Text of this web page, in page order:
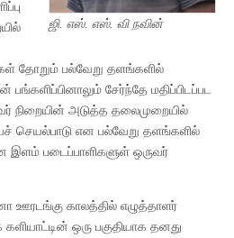
ஜி. எஸ். எஸ். வி நவின்
தோறும் பல்வேறு தளங்களில்
சேர்ந்தே மதிப்பிடப்பட
அடுத்த தலைமுறையில்
செயல்பாடு என பல்வேறு தளங்களில்
இளம் படைப்பாளிகளுள் ஒருவர்
காலத்தில் எழுத்தாளர்
ஒரு பகுதியாக தனது